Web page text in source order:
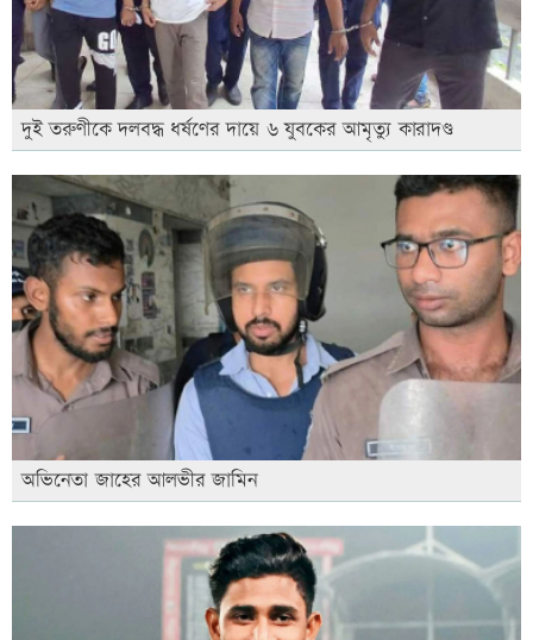
দুই তরুণীকে দলবদ্ধ ধর্ষণের দায়ে ৬ যুবকের আমৃত্যু কারাদণ্ড
অভিনেতা জাহের আলভীর জামিন